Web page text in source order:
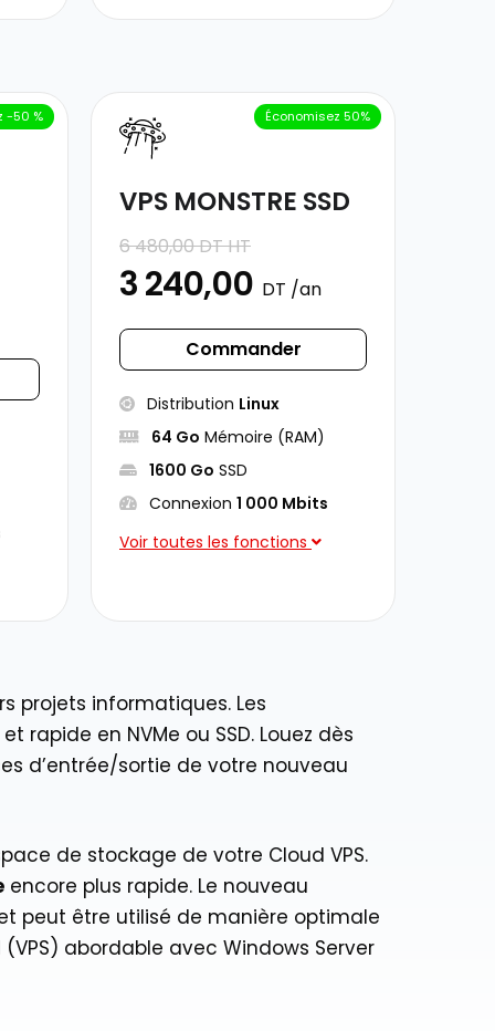
-50 % Économisez 50%
VPS MONSTRE SSD
6 480,00 DT HT
3 240,00 DT /an
Commander
Distribution Linux
64 Go Mémoire (RAM)
1600 Go SSD
Connexion 1 000 Mbits
Voir toutes les fonctions
projets informatiques. Les
rapide en NVMe ou SSD. Louez dès
d’entrée/sortie de votre nouveau
de stockage de votre Cloud VPS.
encore plus rapide. Le nouveau
peut être utilisé de manière optimale
abordable avec Windows Server